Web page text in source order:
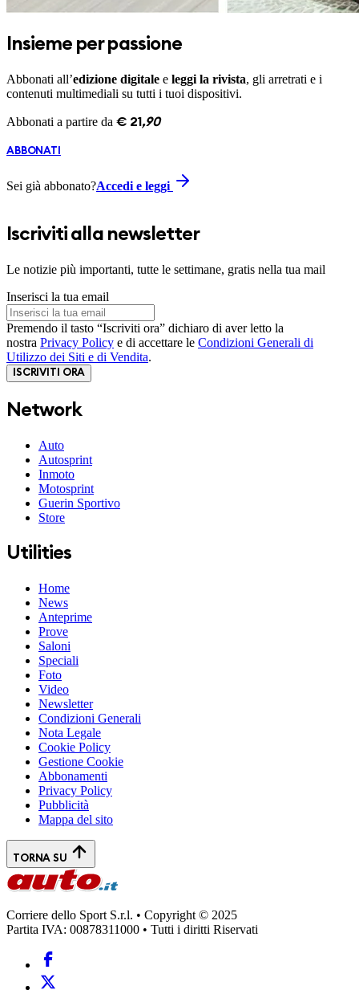
Insieme per passione
Abbonati all’edizione digitale e leggi la rivista, gli arretrati e i
contenuti multimediali su tutti i tuoi dispositivi.
Abbonati a partire da € 21 ,90
ABBONATI
Sei già abbonato?Accedi e leggi
Iscriviti alla newsletter
Le notizie più importanti, tutte le settimane, gratis nella tua mail
Inserisci la tua email
Premendo il tasto “Iscriviti ora” dichiaro di aver letto la
nostra Privacy Policy e di accettare le Condizioni Generali di
Utilizzo dei Siti e di Vendita.
ISCRIVITI ORA
Network
Auto
Autosprint
Inmoto
Motosprint
Guerin Sportivo
Store
Utilities
Home
News
Anteprime
Prove
Saloni
Speciali
Foto
Video
Newsletter
Condizioni Generali
Nota Legale
Cookie Policy
Gestione Cookie
Abbonamenti
Privacy Policy
Pubblicità
Mappa del sito
TORNA SU
Corriere dello Sport S.r.l. • Copyright © 2025
Partita IVA: 00878311000 • Tutti i diritti Riservati